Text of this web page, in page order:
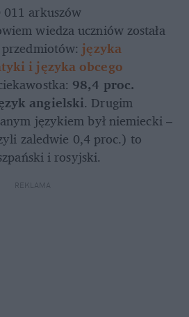
arkuszów
wiedza uczniów została
języka
i języka obcego
98,4 proc.
angielski. Drugim
językiem był niemiecki –
zaledwie 0,4 proc.) to
i rosyjski.
REKLAMA